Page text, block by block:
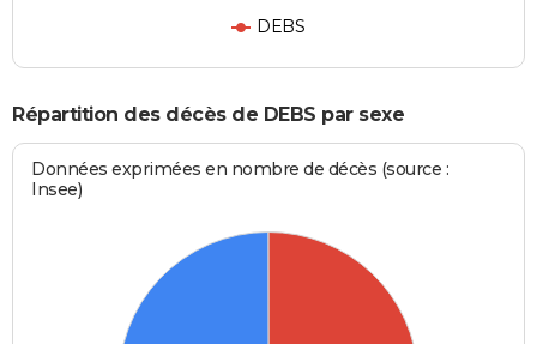
DEBS
Répartition des décès de DEBS par sexe
Données exprimées en nombre de décès (source :
Insee)